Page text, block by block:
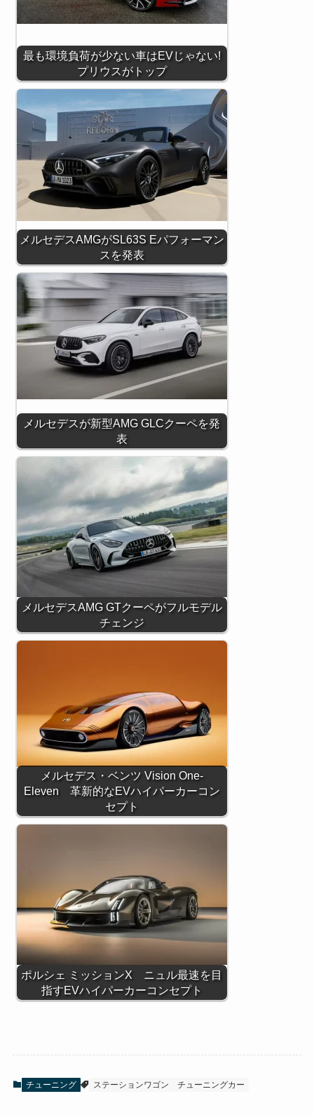
最も環境負荷が少ない車はEVじゃない!
プリウスがトップ
メルセデスAMGがSL63S Eパフォーマン
スを発表
メルセデスが新型AMG GLCクーペを発
表
メルセデスAMG GTクーペがフルモデル
チェンジ
メルセデス・ベンツ Vision One-
Eleven 革新的なEVハイパーカーコン
セプト
ポルシェ ミッションX ニュル最速を目
指すEVハイパーカーコンセプト
チューニング ステーションワゴン チューニングカー